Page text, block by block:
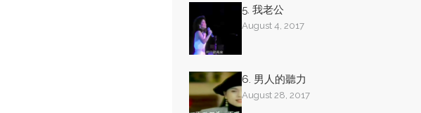
5. 我老公
August 4, 2017
6. 男人的聽力
August 28, 2017